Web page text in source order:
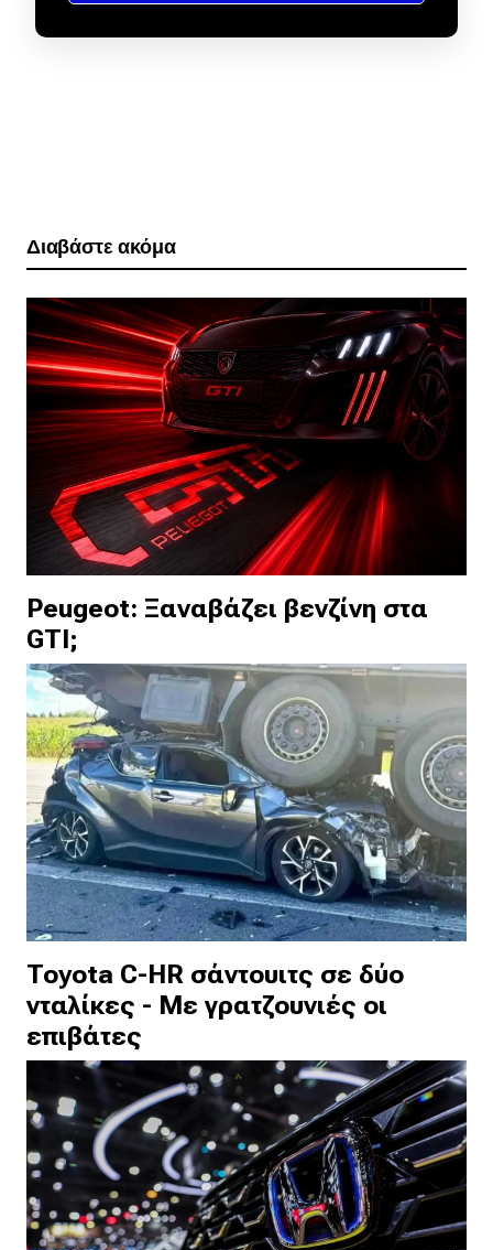
Διαβάστε ακόμα
Peugeot: Ξαναβάζει βενζίνη στα
GTI;
Toyota C-HR σάντουιτς σε δύο
νταλίκες - Με γρατζουνιές οι
επιβάτες